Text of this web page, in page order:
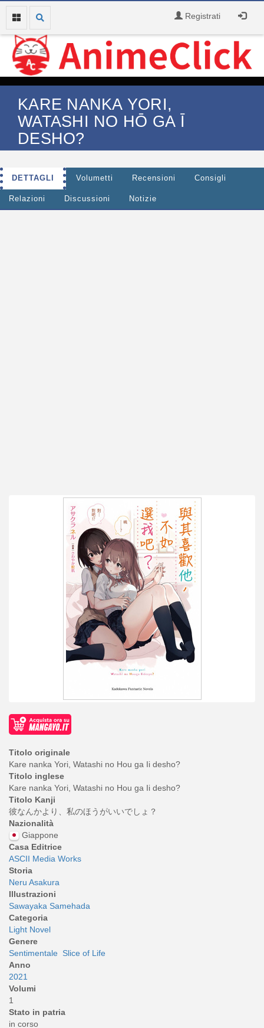
Registrati
KARE NANKA YORI,
WATASHI NO HŌ GA Ī
DESHO?
DETTAGLI Volumetti Recensioni Consigli
Relazioni Discussioni Notizie
Titolo originale
Kare nanka Yori, Watashi no Hou ga Ii desho?
Titolo inglese
Kare nanka Yori, Watashi no Hou ga Ii desho?
Titolo Kanji
彼なんかより、私のほうがいいでしょ？
Nazionalità
Giappone
Casa Editrice
ASCII Media Works
Storia
Neru Asakura
Illustrazioni
Sawayaka Samehada
Categoria
Light Novel
Genere
Sentimentale Slice of Life
Anno
2021
Volumi
1
Stato in patria
in corso